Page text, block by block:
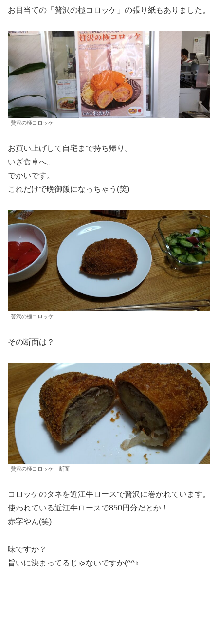
お目当ての「贅沢の極コロッケ」の張り紙もありました。
贅沢の極コロッケ
お買い上げして自宅まで持ち帰り。
いざ食卓へ。
でかいです。
これだけで晩御飯になっちゃう(笑)
贅沢の極コロッケ
その断面は？
贅沢の極コロッケ 断面
コロッケのタネを近江牛ロースで贅沢に巻かれています。
使われている近江牛ロースで850円分だとか！
赤字やん(笑)
味ですか？
旨いに決まってるじゃないですか(^^♪